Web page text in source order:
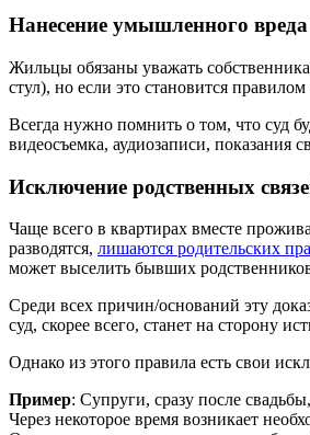
Нанесение умышленного
Жильцы обязаны уважать
стул), но если это становится
Всегда нужно помнить о том, что суд
видеосъемка, аудиозаписи, показания
Исключение родственных
Чаще всего в квартирах вместе
разводятся, лишаются родительских
может выселить бывших
Среди всех причин/оснований эту
суд, скорее всего, станет на сторону
Однако из этого правила есть свои
Пример: Супруги, сразу после
Через некоторое время возникает